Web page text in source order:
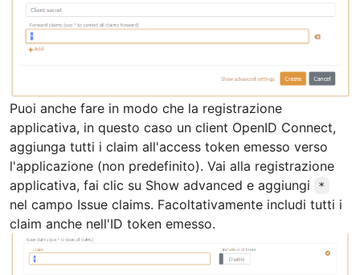
Puoi anche fare in modo che la registrazione
applicativa, in questo caso un client OpenID Connect,
aggiunga tutti i claim all'access token emesso verso
l'applicazione (non predefinito). Vai alla registrazione
applicativa, fai clic su Show advanced e aggiungi
*
nel campo Issue claims. Facoltativamente includi tutti i
claim anche nell'ID token emesso.